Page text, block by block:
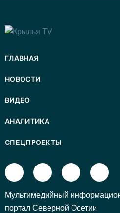
ГЛАВНАЯ
НОВОСТИ
ВИДЕО
АНАЛИТИКА
СПЕЦПРОЕКТЫ
Mультимедийный
портал Северной Осетии